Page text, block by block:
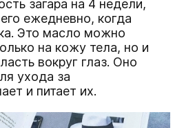
загара на 4 недели,
ежедневно, когда
Это масло можно
на кожу тела, но и
вокруг глаз. Оно
ухода за
и питает их.